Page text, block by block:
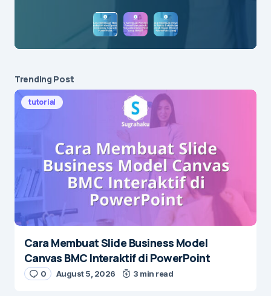
next time I comment.
Submit Comment
Trending Post
tutorial
Cara Membuat Slide Business Model
Canvas BMC Interaktif di PowerPoint
0 August 5, 2026 3 min read